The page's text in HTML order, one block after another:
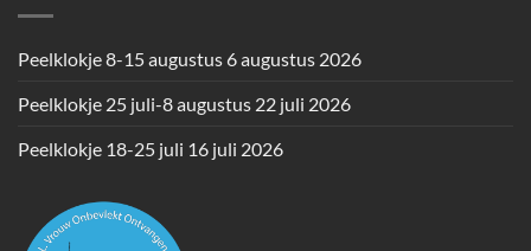
Peelklokje 8-15 augustus 6 augustus 2026
Peelklokje 25 juli-8 augustus 22 juli 2026
Peelklokje 18-25 juli 16 juli 2026